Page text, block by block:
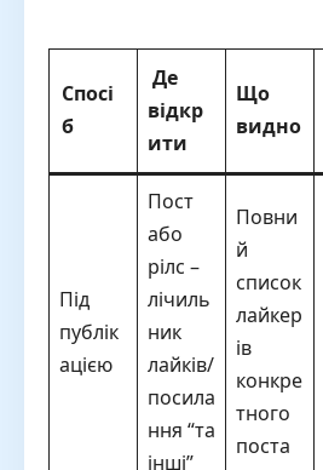
Спосі
б
Де
відкр
ити
Що
видно
Під
публік
ацією
Пост
або
рілс –
лічиль
ник
лайків/
посила
ння “та
інші”
Повни
й
список
лайкер
ів
конкре
тного
поста